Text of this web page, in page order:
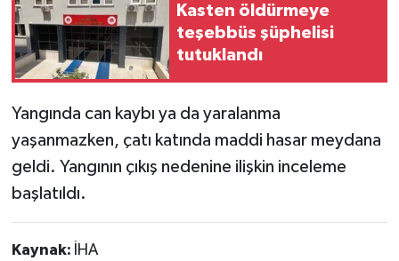
Kasten öldürmeye
teşebbüs şüphelisi
tutuklandı
Yangında can kaybı ya da yaralanma
yaşanmazken, çatı katında maddi hasar meydana
geldi. Yangının çıkış nedenine ilişkin inceleme
başlatıldı.
Kaynak: İHA